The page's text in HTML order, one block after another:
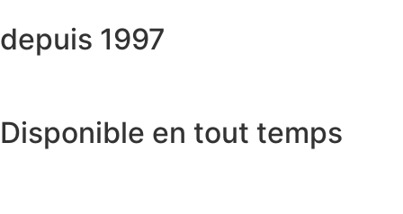
depuis 1997
Disponible en tout temps